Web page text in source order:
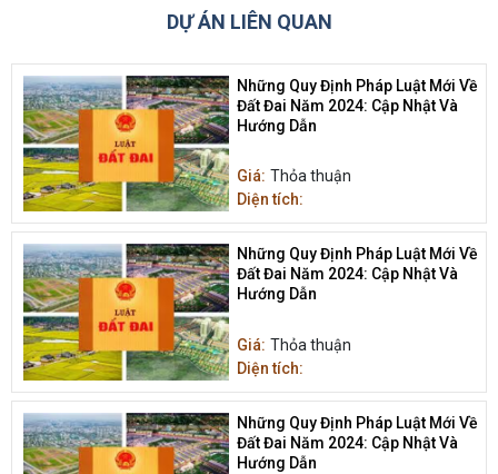
DỰ ÁN LIÊN QUAN
Những Quy Định Pháp Luật Mới Về
Đất Đai Năm 2024: Cập Nhật Và
Hướng Dẫn
Giá: Thỏa thuận
Diện tích:
Những Quy Định Pháp Luật Mới Về
Đất Đai Năm 2024: Cập Nhật Và
Hướng Dẫn
Giá: Thỏa thuận
Diện tích:
Những Quy Định Pháp Luật Mới Về
Đất Đai Năm 2024: Cập Nhật Và
Hướng Dẫn